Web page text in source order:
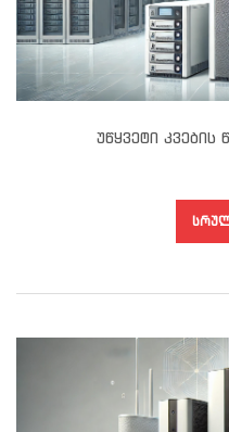
Უწყვეტი Კვების